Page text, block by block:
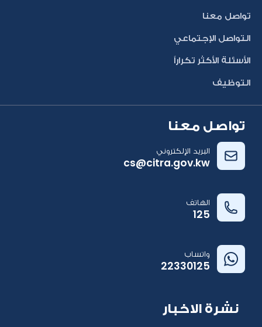
تواصل معنا
التواصل الإجتماعي
الأسئلة الأكثر تكراراً
التوظيف
تواصل معنا
البريد الإلكتروني
cs@citra.gov.kw
الهاتف
125
واتساب
22330125
نشرة الاخبار